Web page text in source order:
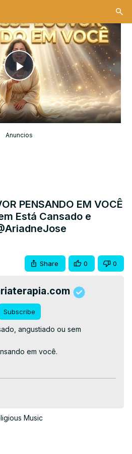
Play
Video
Anuncios
PENSANDO EM VOCÊ
Está Cansado e
Share 0 0
Subscribe
angustiado ou sem
em você.
em muitas portas e
ajudar.
sincera e renova a esperança
Music